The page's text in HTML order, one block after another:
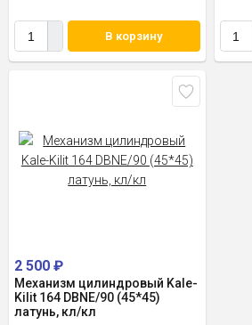
В корзину
2 500 ₽
Механизм цилиндровый Kale-
Kilit 164 DBNE/90 (45*45)
латунь, кл/кл